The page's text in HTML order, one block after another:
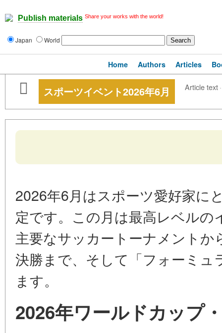
Publish materials Share your works with the world!
Japan World
Home Authors Articles
スポーツイベント2026年6月 Article text·
2026年6月はスポーツ愛好家に
定です。この月は最高レベル
主要なサッカートーナメント
決勝まで、そして「フォーミ
ます。
2026年ワールドカップ